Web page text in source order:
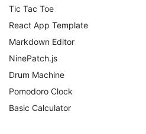
Tic Tac Toe
React App Template
Markdown Editor
NinePatch.js
Drum Machine
Pomodoro Clock
Basic Calculator